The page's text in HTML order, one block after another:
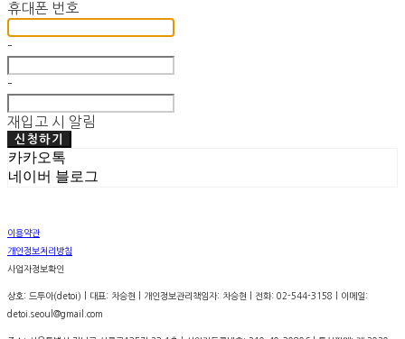
휴대폰 번호
-
-
재입고 시 알림
신청하기
카카오톡
네이버 블로그
이용약관
개인정보처리방침
사업자정보확인
상호: 드투아(detoi) | 대표: 차승현 | 개인정보관리책임자: 차승현 | 전화: 02-544-3158 | 이메일:
detoi.seoul@gmail.com